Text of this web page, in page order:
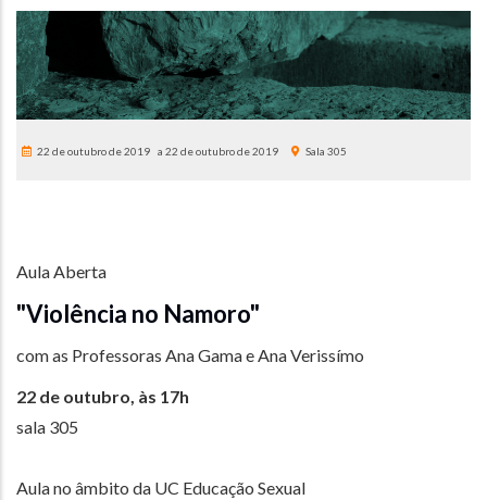
22 de outubro de 2019 22 de outubro de 2019 Sala 305
Aula Aberta
"Violência no Namoro"
com as Professoras Ana Gama e Ana Verissímo
22 de outubro, às 17h
sala 305
Aula no âmbito da UC Educação Sexual